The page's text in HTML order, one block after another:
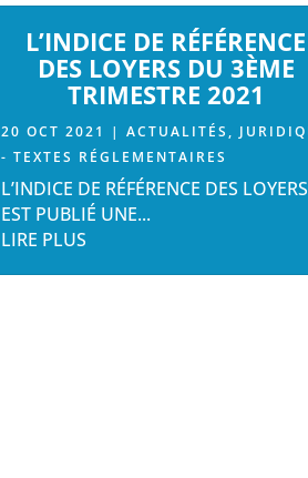
L’INDICE DE RÉFÉRENCE
DES LOYERS DU 3ÈME
TRIMESTRE 2021
20 OCT 2021 | ACTUALITÉS ,
- TEXTES RÉGLEMENTAIRES
L’INDICE DE RÉFÉRENCE DES LOYERS
EST PUBLIÉ UNE...
LIRE PLUS